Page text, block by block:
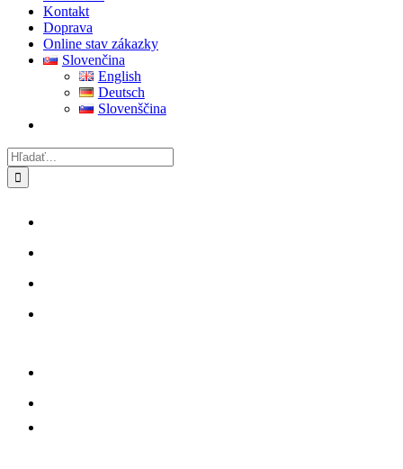
Kontakt
Doprava
Online stav zákazky
Slovenčina
English
Deutsch
Slovenščina
Hľadať: